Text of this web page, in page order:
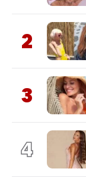
2
3
4